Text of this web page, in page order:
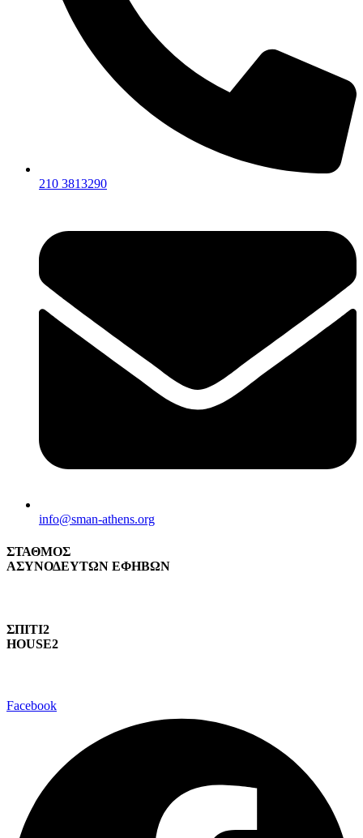
210 3813290
info@sman-athens.org
ΣΤΑΘΜΟΣ
ΑΣΥΝΟΔΕΥΤΩΝ ΕΦΗΒΩΝ
ΣΠΙΤΙ2
HOUSE2
Facebook